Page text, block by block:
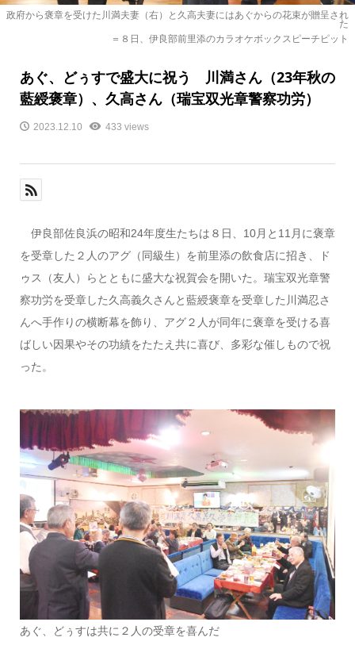
政府から褒章を受けた川満夫妻（右）と久高夫妻にはあぐからの花束が贈呈され
た
＝８日、伊良部前里添のカラオケボックスピーチピット
あぐ、どぅすで盛大に祝う 川満さん（23年秋の
藍綬褒章）、久高さん（瑞宝双光章警察功労）
2023.12.10 433 views
伊良部佐良浜の昭和24年度生たちは８日、10月と11月に褒章
を受章した２人のアグ（同級生）を前里添の飲食店に招き、ド
ゥス（友人）らとともに盛大な祝賀会を開いた。瑞宝双光章警
察功労を受章した久高義久さんと藍綬褒章を受章した川満忍さ
んへ手作りの横断幕を飾り、アグ２人が同年に褒章を受ける喜
ばしい因果やその功績をたたえ共に喜び、多彩な催しもので祝
った。
あぐ、どぅすは共に２人の受章を喜んだ